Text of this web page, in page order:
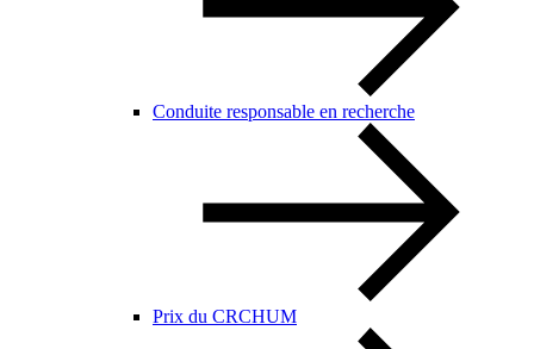
Conduite responsable en recherche
Prix du CRCHUM